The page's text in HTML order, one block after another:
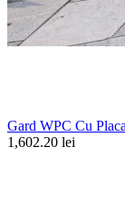
Gard WPC Cu
1,602.20 lei